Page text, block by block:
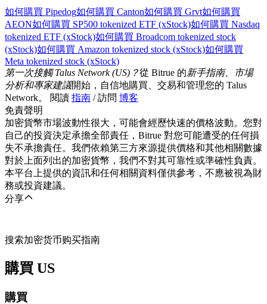
如何購買 Pipedog如何購買 Canton如何購買 Grvt如何購買
AEON如何購買 SP500 tokenized ETF (xStock)如何購買 Nasdaq
tokenized ETF (xStock)如何購買 Broadcom tokenized stock
(xStock)如何購買 Amazon tokenized stock (xStock)如何購買
Meta tokenized stock (xStock)
第一次接觸 Talus Network (US)？從 Bitrue 的新手指南、市場
分析和專家建議開始，自信地購買、交易和管理您的 Talus
Network。 閱讀 指南 / 訪問 博客
免責聲明
加密貨幣市場波動性很大，可能會經歷快速的價格波動。您對
自己的投資決定承擔全部責任，Bitrue 對您可能遭受的任何損
失不承擔責任。我們依賴第三方來源提供價格和其他相關數據
對於上面列出的加密貨幣，我們不對其可靠性或準確性負責。
本平台上提供的資訊和任何相關資料僅供參考，不應被視為財
務或投資建議。
分享
搜索加密货币购买指南
購買 US
購買